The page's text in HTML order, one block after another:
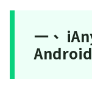
一、
Android